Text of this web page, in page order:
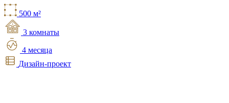
500 м²
3 комнаты
4 месяца
Дизайн-проект